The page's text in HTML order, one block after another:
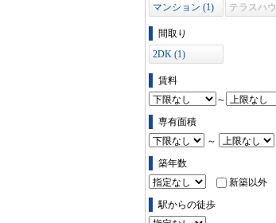
マンション (1)
テラスハウ
間取り
2DK (1)
賃料
～
専有面積
～
築年数
新築以外
駅からの徒歩